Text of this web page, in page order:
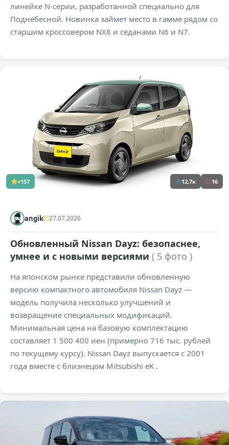
линейке N-серии, разработанной специально для
Поднебесной. Новинка займет место в гамме рядом со
старшим кроссовером NX8 и седанами N6 и N7.
+157 12,7к 16
angik 27.07.2026
Обновленный Nissan Dayz: безопаснее,
умнее и с новыми версиями ( 5 фото )
На японском рынке представили обновленную
версию компактного автомобиля Nissan Dayz —
модель получила несколько улучшений и
возвращение специальных модификаций.
Минимальная цена на базовую комплектацию
составляет 1 500 400 иен (примерно 716 тыс. рублей
по текущему курсу). Nissan Dayz выпускается с 2001
года вместе с близнецом Mitsubishi eK .